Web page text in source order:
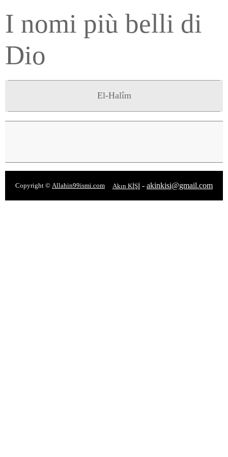
I nomi più belli di
Dio
El-Halîm
Copyright © Allahin99ismi.com Akın KİŞİ - akinkisi@gmail.com